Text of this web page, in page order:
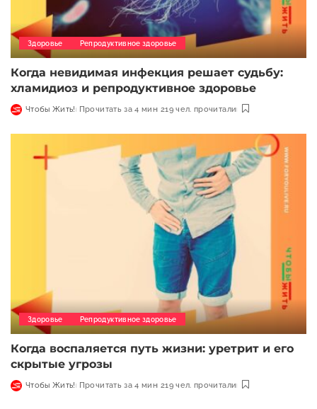
Здоровье Репродуктивное здоровье
Когда невидимая инфекция решает судьбу:
хламидиоз и репродуктивное здоровье
Чтобы Жить! Прочитать за 4 мин 219 чел. прочитали
Здоровье Репродуктивное здоровье
Когда воспаляется путь жизни: уретрит и его
скрытые угрозы
Чтобы Жить! Прочитать за 4 мин 219 чел. прочитали